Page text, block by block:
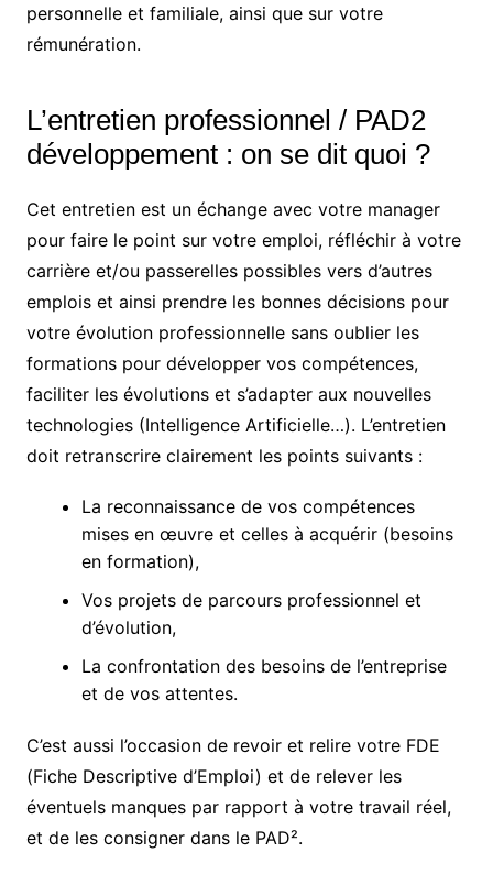
personnelle et familiale, ainsi que sur votre
rémunération.
L’entretien professionnel / PAD2
développement : on se dit quoi ?
Cet entretien est un échange avec votre manager
pour faire le point sur votre emploi, réfléchir à votre
carrière et/ou passerelles possibles vers d’autres
emplois et ainsi prendre les bonnes décisions pour
votre évolution professionnelle sans oublier les
formations pour développer vos compétences,
faciliter les évolutions et s’adapter aux nouvelles
technologies (Intelligence Artificielle…). L’entretien
doit retranscrire clairement les points suivants :
La reconnaissance de vos compétences
mises en œuvre et celles à acquérir (besoins
en formation),
Vos projets de parcours professionnel et
d’évolution,
La confrontation des besoins de l’entreprise
et de vos attentes.
C’est aussi l’occasion de revoir et relire votre FDE
(Fiche Descriptive d’Emploi) et de relever les
éventuels manques par rapport à votre travail réel,
et de les consigner dans le PAD².